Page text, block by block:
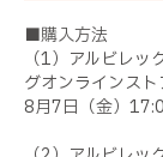
■購入方法
（1）アルビレ
グオンラインスト
8月7日（金）